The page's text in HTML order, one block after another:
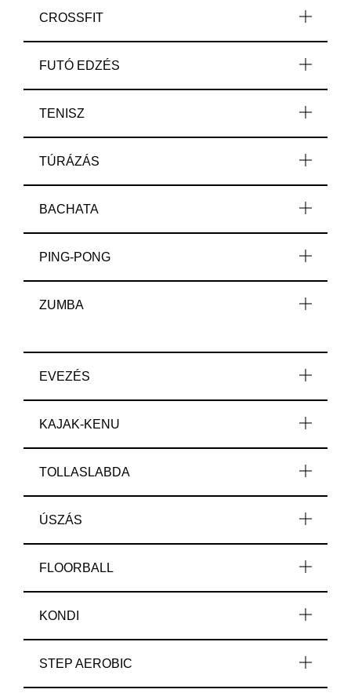
CROSSFIT
FUTÓ EDZÉS
TENISZ
TÚRÁZÁS
BACHATA
PING-PONG
ZUMBA
EVEZÉS
KAJAK-KENU
TOLLASLABDA
ÚSZÁS
FLOORBALL
KONDI
STEP AEROBIC